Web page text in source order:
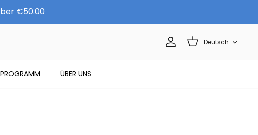
€50.00
AccountWarenkorb
Deutsch
ÜBER UNS